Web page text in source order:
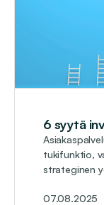
6 syytä
tukifunktio,
strateginen
07.08.2025